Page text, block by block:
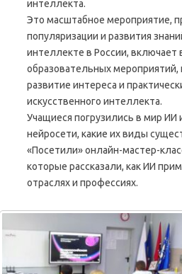
интеллекта.
Это масштабное мероприятие,
популяризации и развития
интеллекте в России, включает
образовательных мероприятий,
развитие интереса и
искусственного интеллекта.
Учащиеся погрузились в мир ИИ
нейросети, какие их виды
«Посетили» онлайн-мастер-
которые рассказали, как ИИ
отраслях и профессиях.